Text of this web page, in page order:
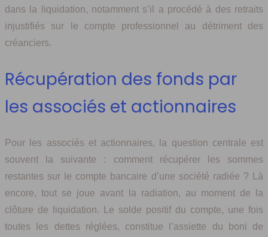
dans la liquidation, notamment s’il a procédé à des retraits
injustifiés sur le compte professionnel au détriment des
créanciers.
Récupération des fonds par
les associés et actionnaires
Pour les associés et actionnaires, la question centrale est
souvent la suivante : comment récupérer les sommes
restantes sur le compte bancaire d’une société radiée ? Là
encore, tout se joue avant la radiation, au moment de la
clôture de liquidation. Le solde positif du compte, une fois
toutes les dettes réglées, constitue l’assiette du boni de